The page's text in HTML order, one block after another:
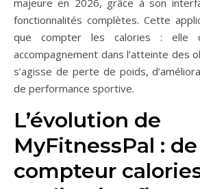
majeure en 2026, grâce à son
fonctionnalités complètes. Cette
que compter les calories : elle
accompagnement dans l’atteinte des
s’agisse de perte de poids,
de performance sportive.
L’évolution de
MyFitnessPal :
compteur